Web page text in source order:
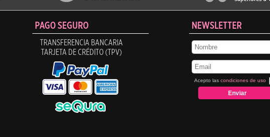
PAGO SEGURO
TRANSFERENCIA BANCARIA
TARJETA DE CRÉDITO (TPV)
NEWSLETTER
Acepto las condiciones de uso